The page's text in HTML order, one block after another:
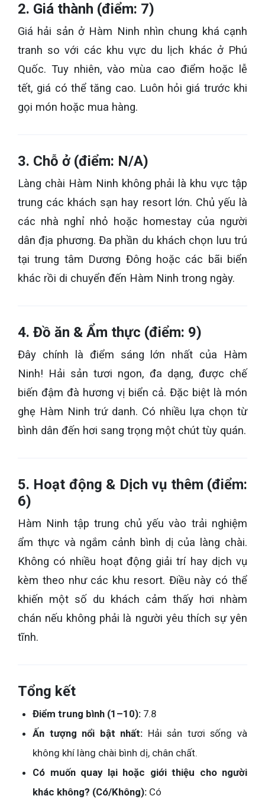
2. Giá thành (điểm: 7)
Giá hải sản ở Hàm Ninh nhìn chung khá cạnh
tranh so với các khu vực du lịch khác ở Phú
Quốc. Tuy nhiên, vào mùa cao điểm hoặc lễ
tết, giá có thể tăng cao. Luôn hỏi giá trước khi
gọi món hoặc mua hàng.
3. Chỗ ở (điểm: N/A)
Làng chài Hàm Ninh không phải là khu vực tập
trung các khách sạn hay resort lớn. Chủ yếu là
các nhà nghỉ nhỏ hoặc homestay của người
dân địa phương. Đa phần du khách chọn lưu trú
tại trung tâm Dương Đông hoặc các bãi biển
khác rồi di chuyển đến Hàm Ninh trong ngày.
4. Đồ ăn & Ẩm thực (điểm: 9)
Đây chính là điểm sáng lớn nhất của Hàm
Ninh! Hải sản tươi ngon, đa dạng, được chế
biến đậm đà hương vị biển cả. Đặc biệt là món
ghẹ Hàm Ninh trứ danh. Có nhiều lựa chọn từ
bình dân đến hơi sang trọng một chút tùy quán.
5. Hoạt động & Dịch vụ thêm (điểm:
6)
Hàm Ninh tập trung chủ yếu vào trải nghiệm
ẩm thực và ngắm cảnh bình dị của làng chài.
Không có nhiều hoạt động giải trí hay dịch vụ
kèm theo như các khu resort. Điều này có thể
khiến một số du khách cảm thấy hơi nhàm
chán nếu không phải là người yêu thích sự yên
tĩnh.
Tổng kết
Điểm trung bình (1–10): 7.8
Ấn tượng nổi bật nhất: Hải sản tươi sống và
không khí làng chài bình dị, chân chất.
Có muốn quay lại hoặc giới thiệu cho người
khác không? (Có/Không): Có